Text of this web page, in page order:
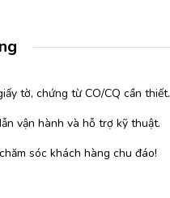
tờ, chứng từ CO/CQ cần thiết.
vận hành và hỗ trợ kỹ thuật.
sóc khách hàng chu đáo!